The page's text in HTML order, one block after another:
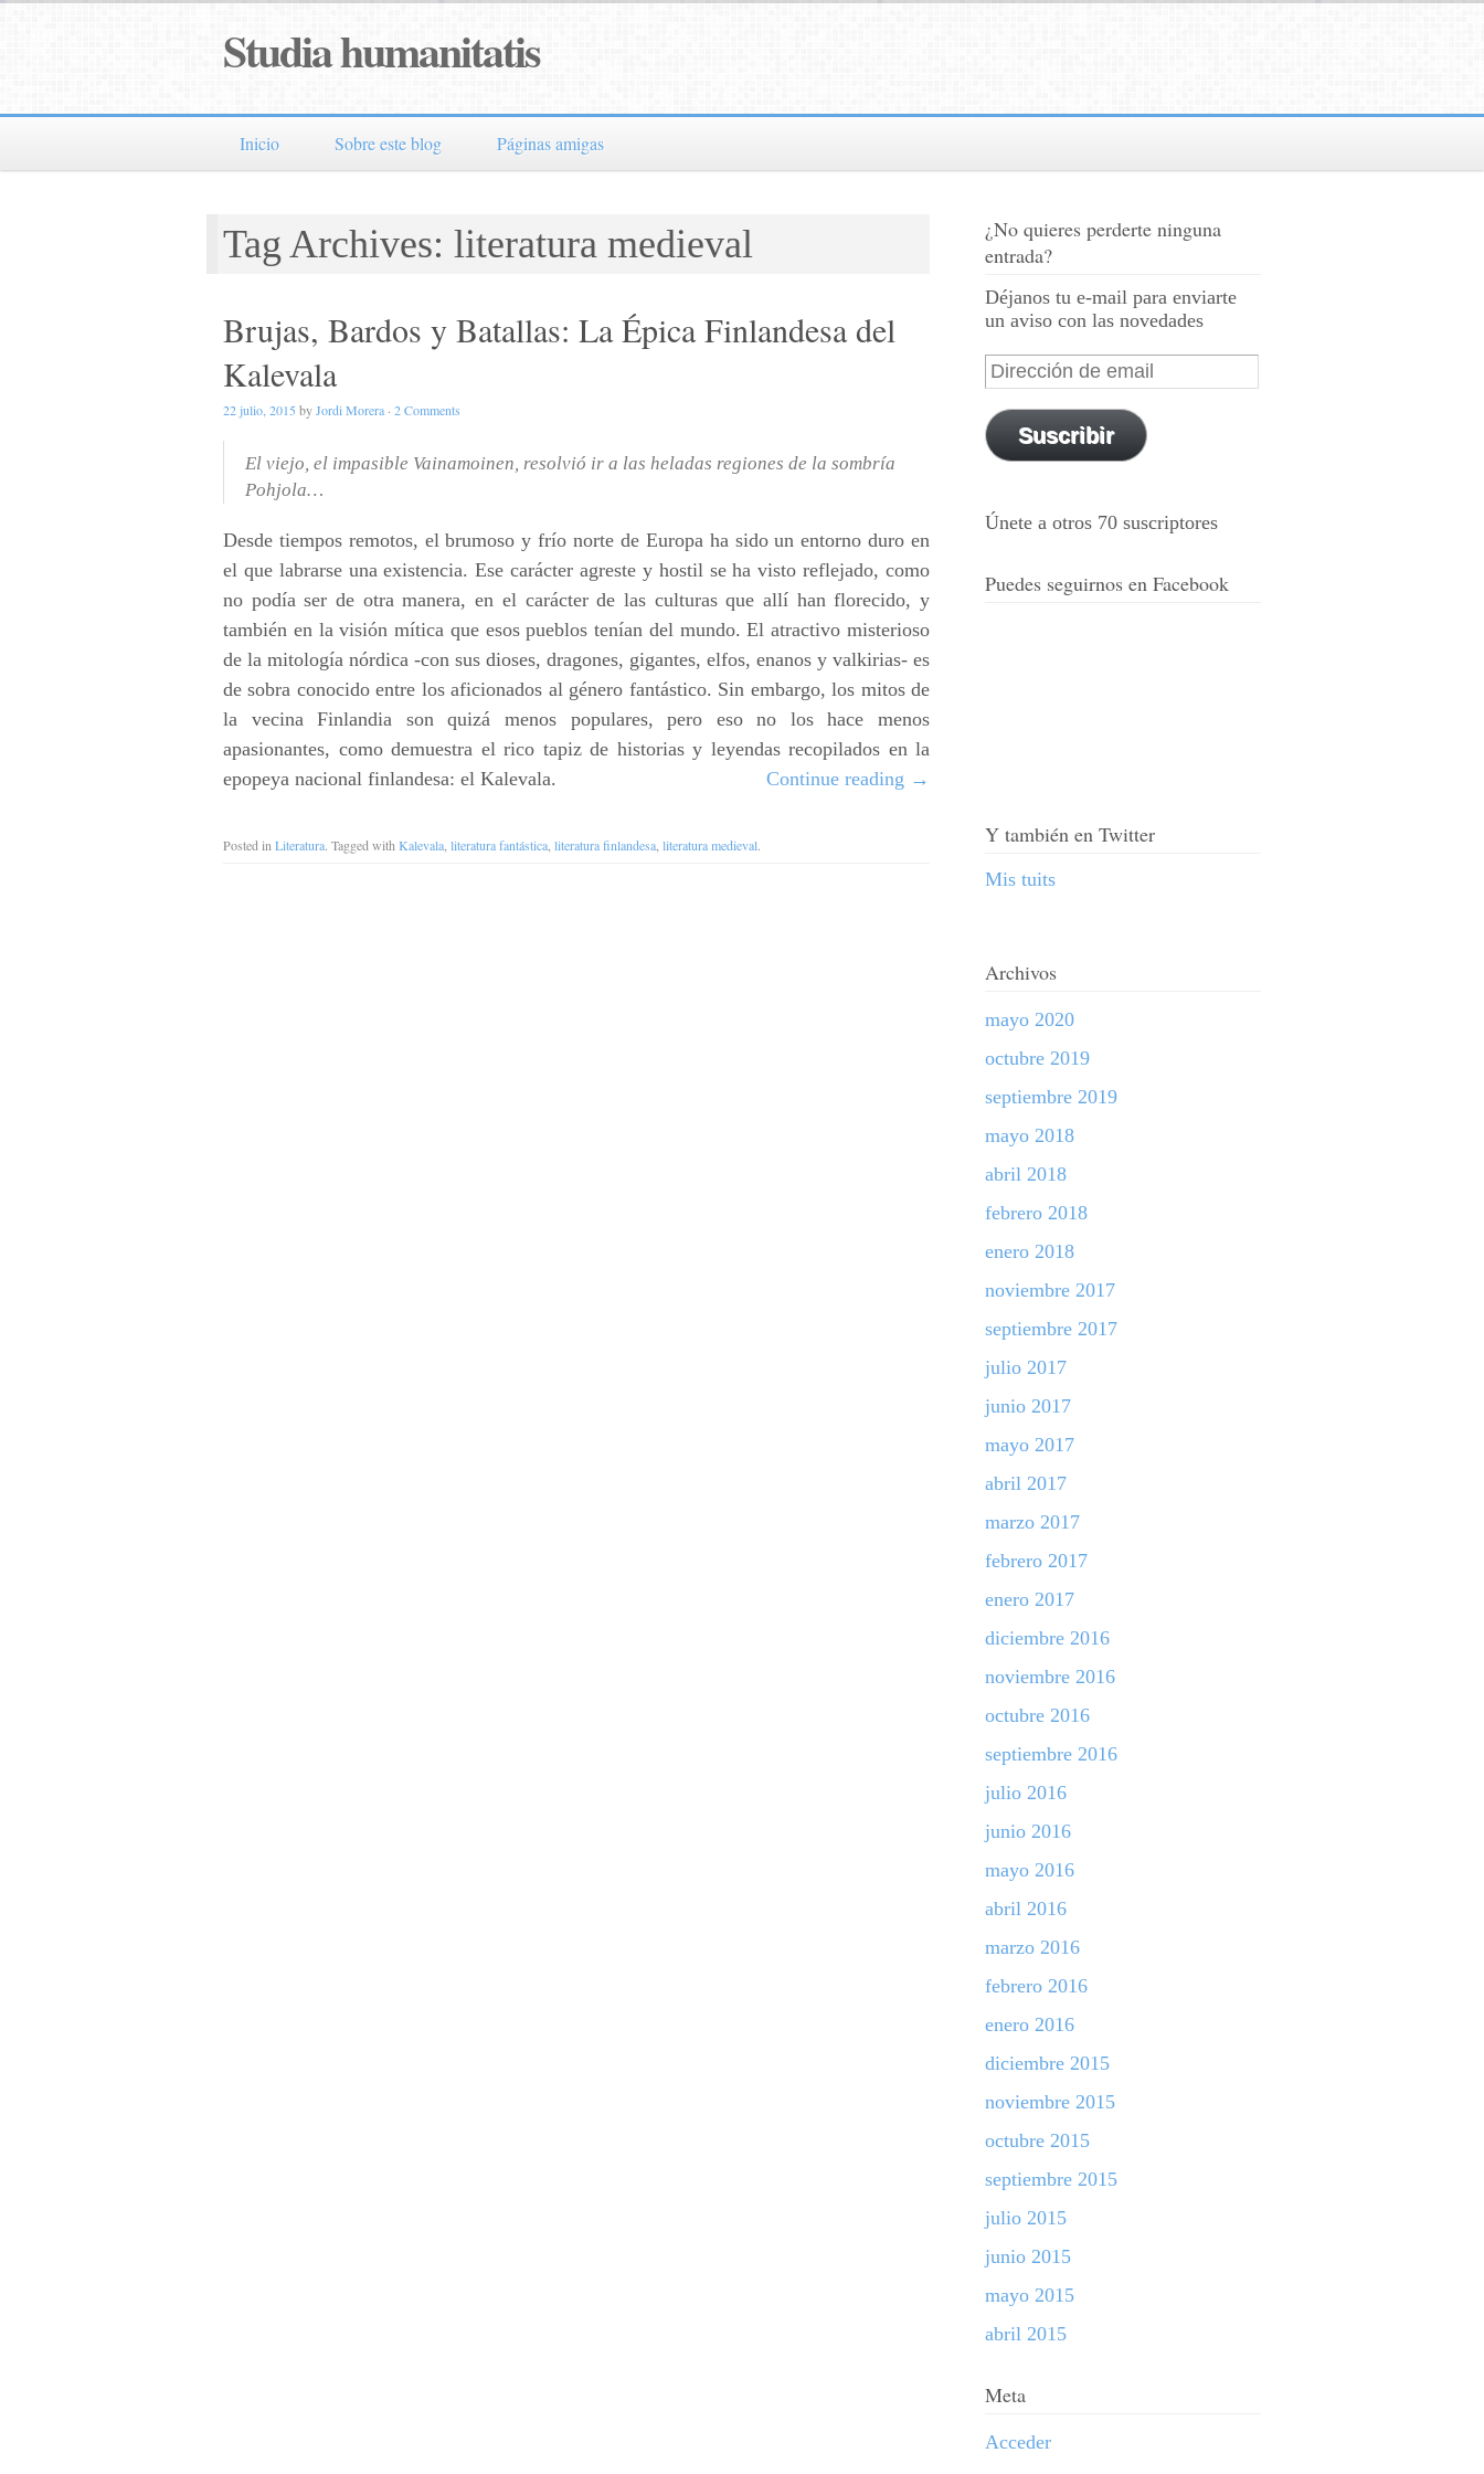
Studia humanitatis
Inicio Sobre este blog Páginas amigas
Tag Archives: literatura medieval
Brujas, Bardos y Batallas: La Épica Finlandesa del
Kalevala
22 julio, 2015 byJordi Morera · 2 Comments
El viejo, el impasible Vainamoinen, resolvió ir a las heladas regiones de la sombría
Pohjola…
Desde tiempos remotos, el brumoso y frío norte de Europa ha sido un entorno duro en
el que labrarse una existencia. Ese carácter agreste y hostil se ha visto reflejado, como
no podía ser de otra manera, en el carácter de las culturas que allí han florecido, y
también en la visión mítica que esos pueblos tenían del mundo. El atractivo misterioso
de la mitología nórdica -con sus dioses, dragones, gigantes, elfos, enanos y valkirias- es
de sobra conocido entre los aficionados al género fantástico. Sin embargo, los mitos de
la vecina Finlandia son quizá menos populares, pero eso no los hace menos
apasionantes, como demuestra el rico tapiz de historias y leyendas recopilados en la
epopeya nacional finlandesa: el Kalevala.
Continue reading →
Posted in Literatura. Tagged with Kalevala literatura fantástica literatura finlandesa literatura medieval.
¿No quieres perderte ninguna
entrada?
Déjanos tu e-mail para enviarte
un aviso con las novedades
Suscribir
Únete a otros 70 suscriptores
Puedes seguirnos en Facebook
Y también en Twitter
Mis tuits
Archivos
mayo 2020
octubre 2019
septiembre 2019
mayo 2018
abril 2018
febrero 2018
enero 2018
noviembre 2017
septiembre 2017
julio 2017
junio 2017
mayo 2017
abril 2017
marzo 2017
febrero 2017
enero 2017
diciembre 2016
noviembre 2016
octubre 2016
septiembre 2016
julio 2016
junio 2016
mayo 2016
abril 2016
marzo 2016
febrero 2016
enero 2016
diciembre 2015
noviembre 2015
octubre 2015
septiembre 2015
julio 2015
junio 2015
mayo 2015
abril 2015
Meta
Acceder